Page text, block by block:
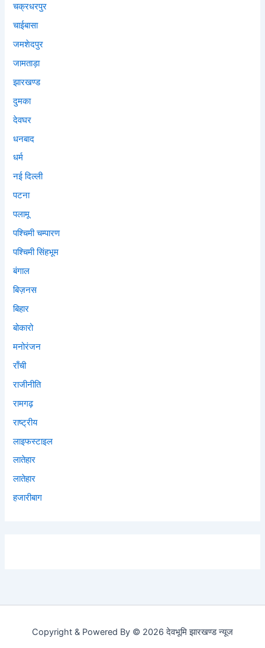
चक्रधरपुर
चाईबासा
जमशेदपुर
जामताड़ा
झारखण्ड
दुमका
देवघर
धनबाद
धर्म
नई दिल्ली
पटना
पलामू
पश्चिमी चम्पारण
पश्चिमी सिंहभूम
बंगाल
बिज़नस
बिहार
बोकारो
मनोरंजन
राँची
राजीनीति
रामगढ़
राष्ट्रीय
लाइफस्टाइल
लातेहार
लातेहार
हजारीबाग
Copyright & Powered By © 2026 देवभूमि झारखण्ड न्यूज